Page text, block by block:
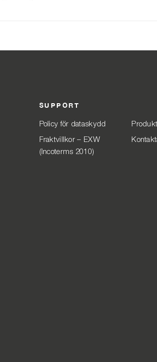
SUPPORT
Policy för dataskydd
Fraktvillkor – EXW
(Incoterms 2010)